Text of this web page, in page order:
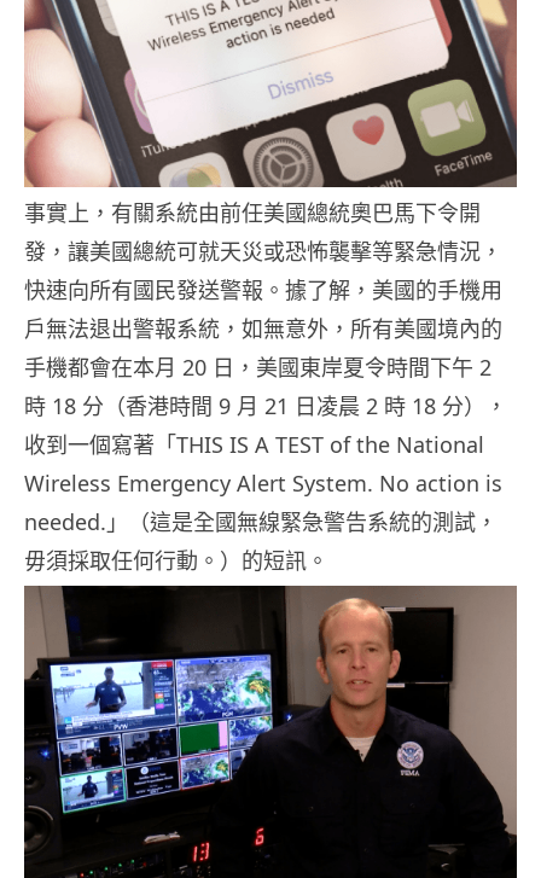
事實上，有關系統由前任美國總統奧巴馬下令開
發，讓美國總統可就天災或恐怖襲擊等緊急情況，
快速向所有國民發送警報。據了解，美國的手機用
戶無法退出警報系統，如無意外，所有美國境內的
手機都會在本月 20 日，美國東岸夏令時間下午 2
時 18 分（香港時間 9 月 21 日凌晨 2 時 18 分），
收到一個寫著「THIS IS A TEST of the National
Wireless Emergency Alert System. No action is
needed.」（這是全國無線緊急警告系統的測試，
毋須採取任何行動。）的短訊。